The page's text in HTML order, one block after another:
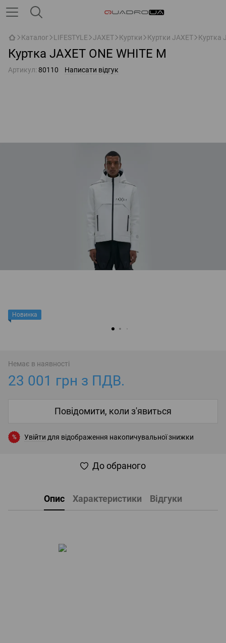
Каталог LIFESTYLE JAXET Куртки Куртки JAXET Куртка
Куртка JAXET ONE WHITE M
Артикул: 80110 Написати відгук
Новинка
Немає в наявності
23 001 грн з ПДВ.
Повідомити, коли з'явиться
% Увійти для відображення накопичувальної знижки
До обраного
Опис Характеристики Відгуки